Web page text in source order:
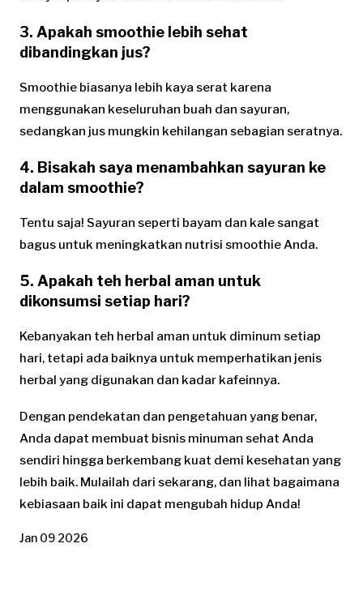
3. Apakah smoothie lebih sehat
dibandingkan jus?
Smoothie biasanya lebih kaya serat karena
menggunakan keseluruhan buah dan sayuran,
sedangkan jus mungkin kehilangan sebagian seratnya.
4. Bisakah saya menambahkan sayuran ke
dalam smoothie?
Tentu saja! Sayuran seperti bayam dan kale sangat
bagus untuk meningkatkan nutrisi smoothie Anda.
5. Apakah teh herbal aman untuk
dikonsumsi setiap hari?
Kebanyakan teh herbal aman untuk diminum setiap
hari, tetapi ada baiknya untuk memperhatikan jenis
herbal yang digunakan dan kadar kafeinnya.
Dengan pendekatan dan pengetahuan yang benar,
Anda dapat membuat bisnis minuman sehat Anda
sendiri hingga berkembang kuat demi kesehatan yang
lebih baik. Mulailah dari sekarang, dan lihat bagaimana
kebiasaan baik ini dapat mengubah hidup Anda!
Jan 09 2026